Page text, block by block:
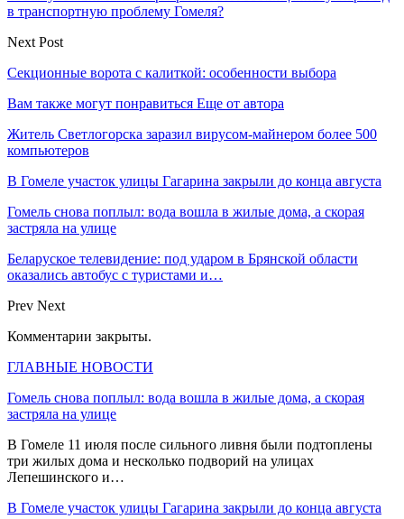
в транспортную проблему Гомеля?
Next Post
Секционные ворота с калиткой: особенности выбора
Вам также могут понравиться Еще от автора
Житель Светлогорска заразил вирусом-майнером более 500
компьютеров
В Гомеле участок улицы Гагарина закрыли до конца августа
Гомель снова поплыл: вода вошла в жилые дома, а скорая
застряла на улице
Беларуское телевидение: под ударом в Брянской области
оказались автобус с туристами и…
Prev Next
Комментарии закрыты.
ГЛАВНЫЕ НОВОСТИ
Гомель снова поплыл: вода вошла в жилые дома, а скорая
застряла на улице
В Гомеле 11 июля после сильного ливня были подтоплены
три жилых дома и несколько подворий на улицах
Лепешинского и…
В Гомеле участок улицы Гагарина закрыли до конца августа